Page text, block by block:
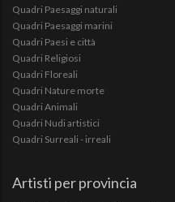
Quadri Paesaggi naturali
Quadri Paesaggi marini
Quadri Paesi e città
Quadri Religiosi
Quadri Floreali
Quadri Nature morte
Quadri Animali
Quadri Nudi artistici
Quadri Surreali - irreali
Artisti per provincia